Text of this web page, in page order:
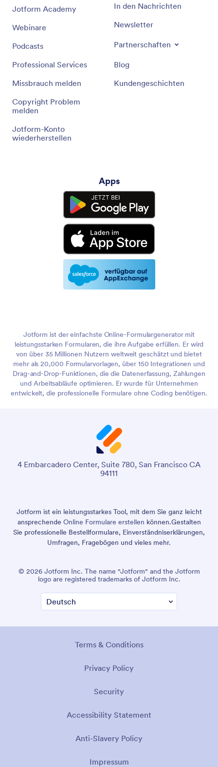
Jotform Academy
Webinare
Podcasts
Professional Services
Missbrauch melden
Copyright Problem
melden
Jotform-Konto
wiederherstellen
In den Nachrichten
Newsletter
Partnerschaften
Blog
Kundengeschichten
Apps
Jotform ist der einfachste Online-Formulargenerator mit
leistungsstarken Formularen, die ihre Aufgabe erfüllen. Er wird
von über 35 Millionen Nutzern weltweit geschätzt und bietet
mehr als 20,000 Formularvorlagen, über 150 Integrationen und
Drag-and-Drop-Funktionen, die die Datenerfassung, Zahlungen
und Arbeitsabläufe optimieren. Er wurde für Unternehmen
entwickelt, die professionelle Formulare ohne Coding benötigen.
4 Embarcadero Center, Suite 780, San Francisco CA
94111
Jotform ist ein leistungsstarkes Tool, mit dem Sie ganz leicht
ansprechende Online Formulare erstellen können.Gestalten
Sie professionelle Bestellformulare, Einverständniserklärungen,
Umfragen, Fragebögen und vieles mehr.
© 2026 Jotform Inc. The name "Jotform" and the Jotform
logo are registered trademarks of Jotform Inc.
Terms & Conditions
Privacy Policy
Security
Accessibility Statement
Anti-Slavery Policy
Impressum